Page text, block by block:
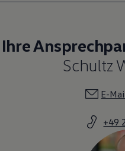
Ihre
Schultz
E-
+49